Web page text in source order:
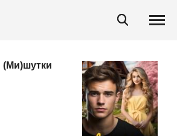
(Ми)шутки